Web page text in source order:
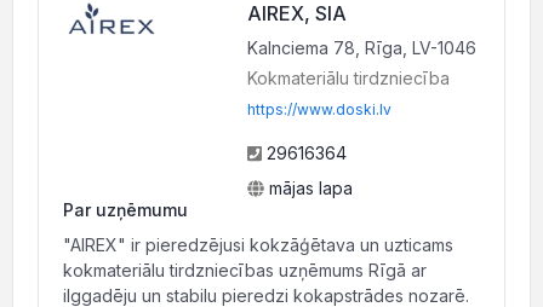
AIREX, SIA
Kalnciema 78, Rīga, LV-1046
Kokmateriālu tirdzniecība
https://www.doski.lv
29616364
mājas lapa
Par uzņēmumu
"AIREX" ir pieredzējusi kokzāģētava un uzticams
kokmateriālu tirdzniecības uzņēmums Rīgā ar
ilggadēju un stabilu pieredzi kokapstrādes nozarē.